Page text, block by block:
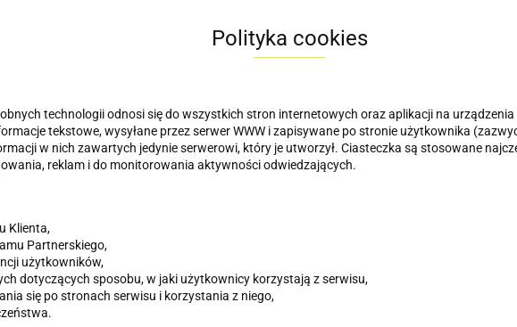
Polityka cookies
technologii odnosi się do wszystkich stron internetowych oraz aplikacji na
tekstowe, wysyłane przez serwer WWW i zapisywane po stronie użytkownika
w nich zawartych jedynie serwerowi, który je utworzył. Ciasteczka są stosowane
reklam i do monitorowania aktywności odwiedzających.
Klienta,
Partnerskiego,
użytkowników,
dotyczących sposobu, w jaki użytkownicy korzystają z serwisu,
się po stronach serwisu i korzystania z niego,